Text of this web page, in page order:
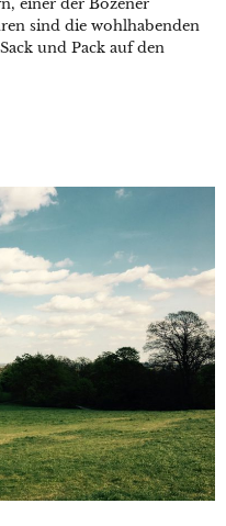
einer der Bozener
sind die wohlhabenden
und Pack auf den